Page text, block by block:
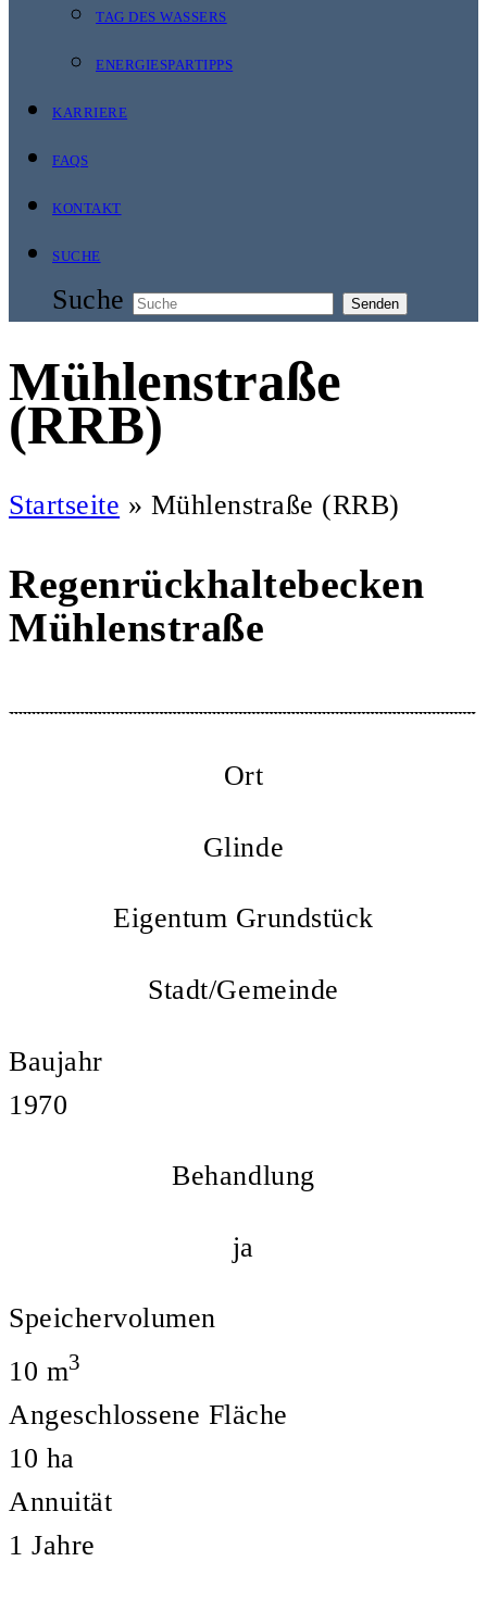
TAG DES WASSERS
ENERGIESPARTIPPS
KARRIERE
FAQS
KONTAKT
SUCHE
Suche Senden
Mühlenstraße
(RRB)
Startseite » Mühlenstraße (RRB)
Regenrückhaltebecken
Mühlenstraße
Ort
Glinde
Eigentum Grundstück
Stadt/Gemeinde
Baujahr
1970
Behandlung
ja
Speichervolumen
10 m3
Angeschlossene Fläche
10 ha
Annuität
1 Jahre